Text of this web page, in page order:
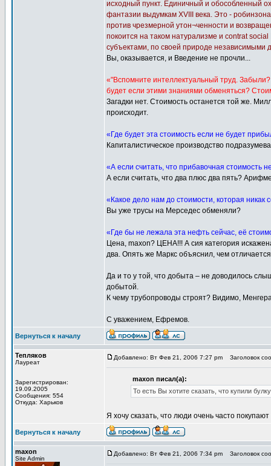
исходный пункт. Единичный и обособленный
фантазии выдумкам XVIII века. Это -
против чрезмерной утон¬ченности и
покоится на таком натурализме и contrat
субъектами, по своей природе независимыми
Вы, оказывается, и Введение не прочли...
«"Вспомните интеллектуальный труд.
будет если этими знаниями обменяться?
Загадки нет. Стоимость останется той же.
происходит.
«Где будет эта стоимость если не будет
Капиталистическое производство
«А если считать, что прибавочная стоимость
А если считать, что два плюс два пять?
«Какое дело нам до стоимости, которая никак
Вы уже трусы на Мерседес обменяли?
«Где бы не лежала эта нефть сейчас, её
Цена, maxon? ЦЕНА!!! А сия категория
два. Опять же Маркс объяснил, чем
Да и то у той, что добыта – не доводилось
добытой.
К чему трубопроводы строят? Видимо,
С уважением, Ефремов.
Вернуться к началу
Тепляков
Лауреат
Зарегистрирован:
19.09.2005
Сообщения: 554
Откуда: Харьков
Добавлено: Вт Фев 21, 2006 7:27 pm Заголовок
maxon писал(а):
То есть Вы хотите сказать, что купили
Я хочу сказать, что люди очень часто
Вернуться к началу
maxon
Site Admin
Добавлено: Вт Фев 21, 2006 7:34 pm Заголовок